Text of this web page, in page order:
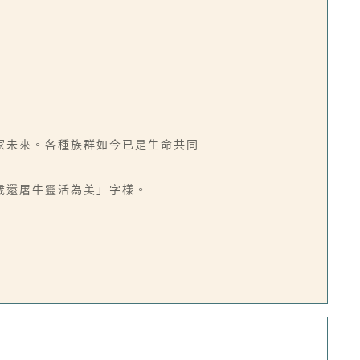
來。各種族群如今已是生命共同
屠牛靈活為美」字樣。